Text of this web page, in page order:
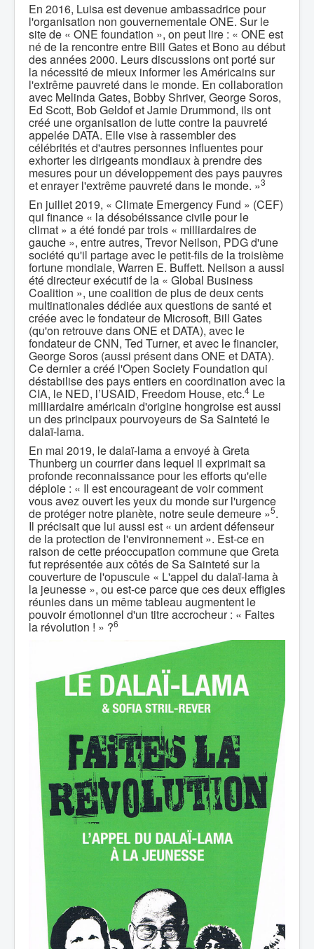
En 2016, Luisa est devenue ambassadrice pour
l'organisation non gouvernementale ONE. Sur le
site de « ONE foundation », on peut lire : « ONE est
né de la rencontre entre Bill Gates et Bono au début
des années 2000. Leurs discussions ont porté sur
la nécessité de mieux informer les Américains sur
l'extrême pauvreté dans le monde. En collaboration
avec Melinda Gates, Bobby Shriver, George Soros,
Ed Scott, Bob Geldof et Jamie Drummond, ils ont
créé une organisation de lutte contre la pauvreté
appelée DATA. Elle vise à rassembler des
célébrités et d'autres personnes influentes pour
exhorter les dirigeants mondiaux à prendre des
mesures pour un développement des pays pauvres
et enrayer l'extrême pauvreté dans le monde. »3
En juillet 2019, « Climate Emergency Fund » (CEF)
qui finance « la désobéissance civile pour le
climat » a été fondé par trois « milliardaires de
gauche », entre autres, Trevor Neilson, PDG d'une
société qu'il partage avec le petit-fils de la troisième
fortune mondiale, Warren E. Buffett. Neilson a aussi
été directeur exécutif de la « Global Business
Coalition », une coalition de plus de deux cents
multinationales dédiée aux questions de santé et
créée avec le fondateur de Microsoft, Bill Gates
(qu'on retrouve dans ONE et DATA), avec le
fondateur de CNN, Ted Turner, et avec le financier,
George Soros (aussi présent dans ONE et DATA).
Ce dernier a créé l'Open Society Foundation qui
déstabilise des pays entiers en coordination avec la
CIA, le NED, l’USAID, Freedom House, etc.4 Le
milliardaire américain d'origine hongroise est aussi
un des principaux pourvoyeurs de Sa Sainteté le
dalaï-lama.
En mai 2019, le dalaï-lama a envoyé à Greta
Thunberg un courrier dans lequel il exprimait sa
profonde reconnaissance pour les efforts qu'elle
déploie : « Il est encourageant de voir comment
vous avez ouvert les yeux du monde sur l'urgence
de protéger notre planète, notre seule demeure »5.
Il précisait que lui aussi est « un ardent défenseur
de la protection de l'environnement ». Est-ce en
raison de cette préoccupation commune que Greta
fut représentée aux côtés de Sa Sainteté sur la
couverture de l'opuscule « L'appel du dalaï-lama à
la jeunesse », ou est-ce parce que ces deux effigies
réunies dans un même tableau augmentent le
pouvoir émotionnel d'un titre accrocheur : « Faites
la révolution ! » ?6